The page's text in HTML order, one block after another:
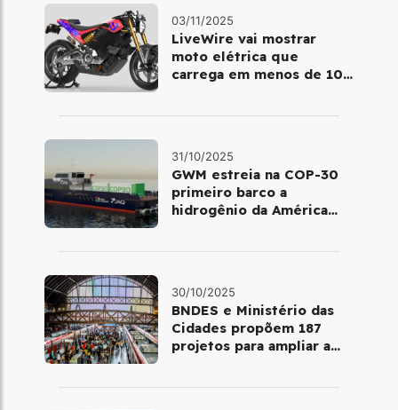
03/11/2025
LiveWire vai mostrar
moto elétrica que
carrega em menos de 10
31/10/2025
GWM estreia na COP-30
primeiro barco a
hidrogênio da América
30/10/2025
BNDES e Ministério das
Cidades propõem 187
projetos para ampliar a